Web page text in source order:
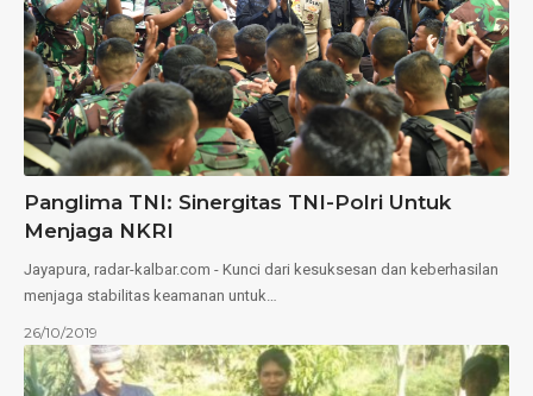
Panglima TNI: Sinergitas TNI-Polri Untuk
Menjaga NKRI
Jayapura, radar-kalbar.com - Kunci dari kesuksesan dan keberhasilan
menjaga stabilitas keamanan untuk…
26/10/2019